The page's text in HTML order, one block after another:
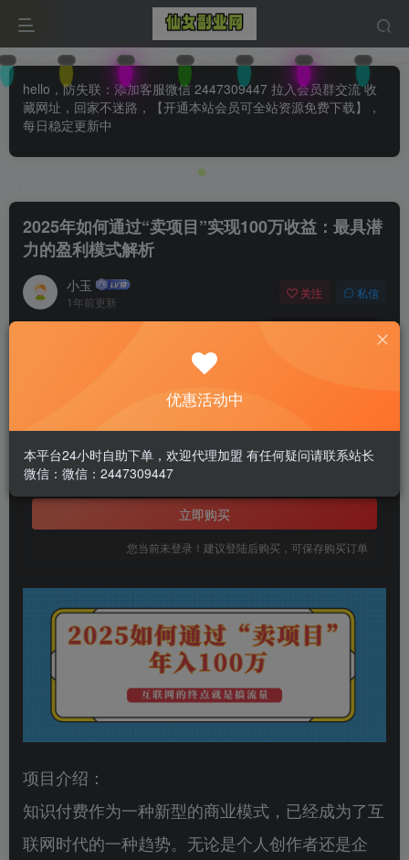
hello，防失联：添加客服微信 2447309447 拉入会员群交流 收
藏网址，回家不迷路，【开通本站会员可全站资源免费下载】，
每日稳定更新中
2025年如何通过“卖项目”实现100万收益：最具潜
力的盈利模式解析
小玉
1年前更新
关注 私信
0 125 72
此内容为付费阅读，请付费后查看
￥1.99
黄金会员免费
立即购买
您当前未登录！建议登陆后购买，可保存购买订单
项目介绍：
知识付费作为一种新型的商业模式，已经成为了互
联网时代的一种趋势。无论是个人创作者还是企
优惠活动中
本平台24小时自助下单，欢迎代理加盟 有任何疑问请联系站长
微信：微信：2447309447